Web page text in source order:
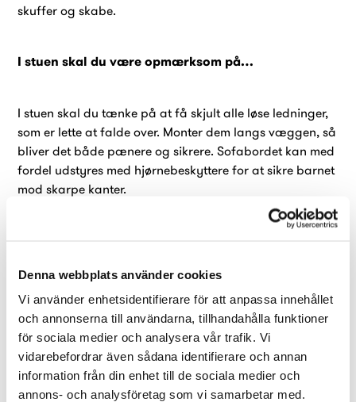
Denna webbplats använder cookies
Vi använder enhetsidentifierare för att anpassa innehållet
och annonserna till användarna, tillhandahålla funktioner
för sociala medier och analysera vår trafik. Vi
vidarebefordrar även sådana identifierare och annan
information från din enhet till de sociala medier och
annons- och analysföretag som vi samarbetar med.
skuffer og skabe.
I stuen skal du være opmærksom på…
I stuen skal du tænke på at få skjult alle løse ledninger,
som er lette at falde over. Monter dem langs væggen, så
bliver det både pænere og sikrere. Sofabordet kan med
fordel udstyres med hjørnebeskyttere for at sikre barnet
mod skarpe kanter.
I soveværelset står vinduet ofte på klem. Sæt derfor et
ordentlig sikkerhedsbeslag på, der ikke kan åbnes af et
barn. En god detalje i det lille barns soveværelse, er en
natlampe med et varmt, svagt lys som skaber tryghed i
rummet.